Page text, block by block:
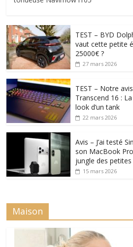
TEST – BYD
vaut cette petite
25000€ ?
27 mars 2026
TEST – Notre
Transcend 16 :
look d’un tank
22 mars 2026
Avis – J’ai testé
son MacBook
jungle des
15 mars 2026
Maison